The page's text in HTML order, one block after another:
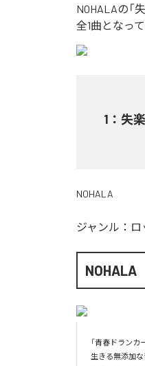
NOHALAの「
全1曲となって
1 ： 失
NOHALA
ジャンル： ロ
NOHALA
「青春ドランカ
生きる無添加な